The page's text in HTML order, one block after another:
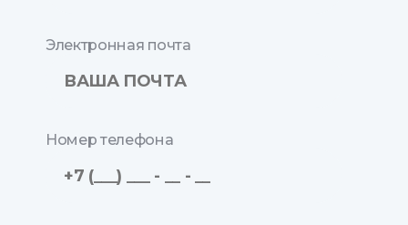
Электронная почта
Номер телефона